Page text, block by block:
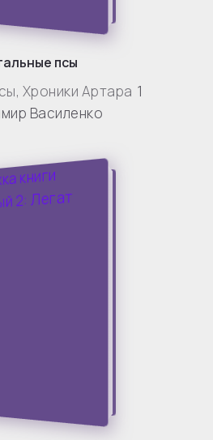
псы
, Хроники Артара 1
Василенко